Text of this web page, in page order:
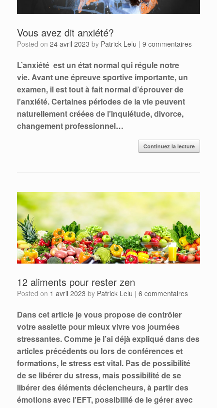
Vous avez dit anxiété?
Posted on 24 avril 2023 by Patrick Lelu | 9 commentaires
L’anxiété est un état normal qui régule notre
vie. Avant une épreuve sportive importante, un
examen, il est tout à fait normal d’éprouver de
l’anxiété. Certaines périodes de la vie peuvent
naturellement créées de l’inquiétude, divorce,
changement professionnel…
Continuez la lecture
12 aliments pour rester zen
Posted on 1 avril 2023 by Patrick Lelu | 6 commentaires
Dans cet article je vous propose de contrôler
votre assiette pour mieux vivre vos journées
stressantes. Comme je l’ai déjà expliqué dans des
articles précédents ou lors de conférences et
formations, le stress est vital. Pas de possibilité
de se libérer du stress, mais possibilité de se
libérer des éléments déclencheurs, à partir des
émotions avec l’EFT, possibilité de le gérer avec